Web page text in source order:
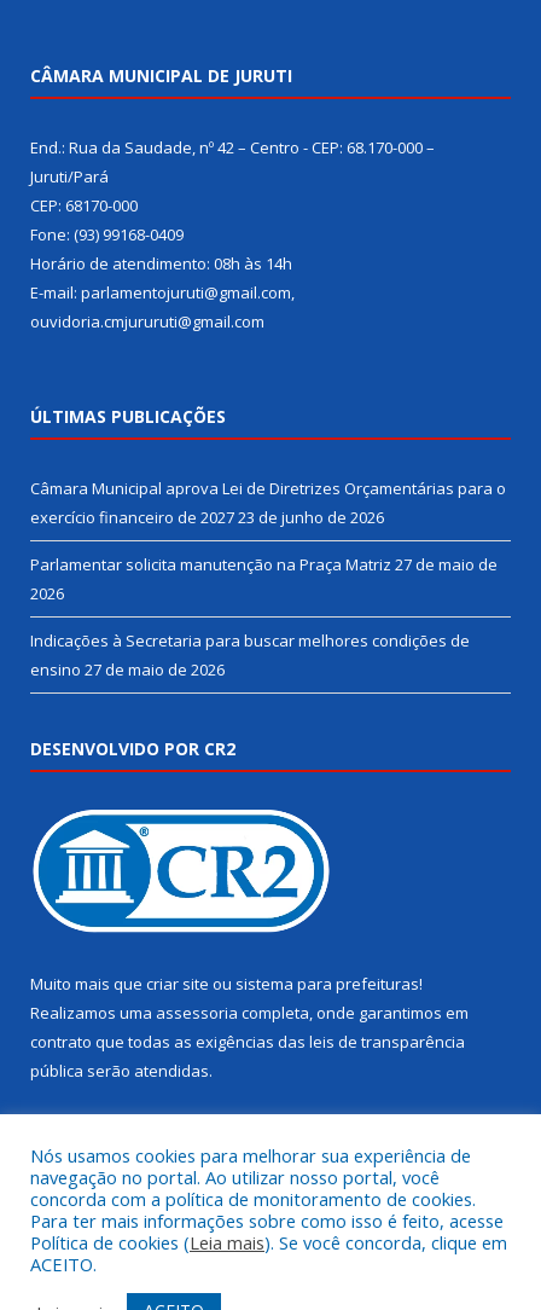
CÂMARA MUNICIPAL DE JURUTI
End.: Rua da Saudade, nº 42 – Centro - CEP: 68.170-000 –
Juruti/Pará
CEP: 68170-000
Fone: (93) 99168-0409
Horário de atendimento: 08h às 14h
E-mail: parlamentojuruti@gmail.com,
ouvidoria.cmjururuti@gmail.com
ÚLTIMAS PUBLICAÇÕES
Câmara Municipal aprova Lei de Diretrizes Orçamentárias para o
exercício financeiro de 202723 de junho de 2026
Parlamentar solicita manutenção na Praça Matriz 27 de maio de
2026
Indicações à Secretaria para buscar melhores condições de
ensino 27 de maio de 2026
DESENVOLVIDO POR CR2
Muito mais que criar site ou sistema para prefeituras!
Realizamos uma assessoria completa, onde garantimos em
contrato que todas as exigências das leis de transparência
pública serão atendidas.
Todos os direitos reservados a Câmara Municipal de Juruti.
Nós usamos cookies para melhorar sua experiência de
navegação no portal. Ao utilizar nosso portal, você
concorda com a política de monitoramento de cookies.
Para ter mais informações sobre como isso é feito, acesse
Política de cookies (Leia mais). Se você concorda, clique em
ACEITO.